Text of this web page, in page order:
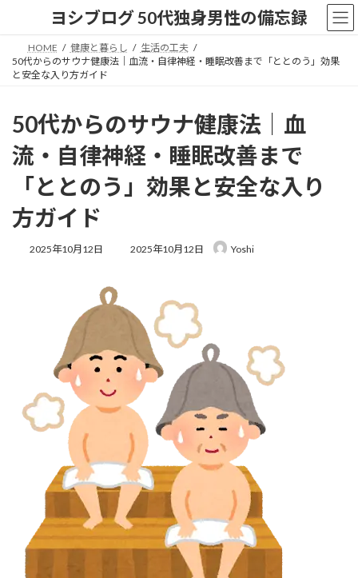
ヨシブログ 50代独身男性の備忘録
HOME 健康と暮らし
生活の工夫
50代からのサウナ健康法｜血流・自律神経・睡眠改善まで「ととのう」効果
と安全な入り方ガイド
50代からのサウナ健康法｜血
流・自律神経・睡眠改善まで
「ととのう」効果と安全な入り
方ガイド
2025年10月12日
最
時
2025年10月12日 Yoshi